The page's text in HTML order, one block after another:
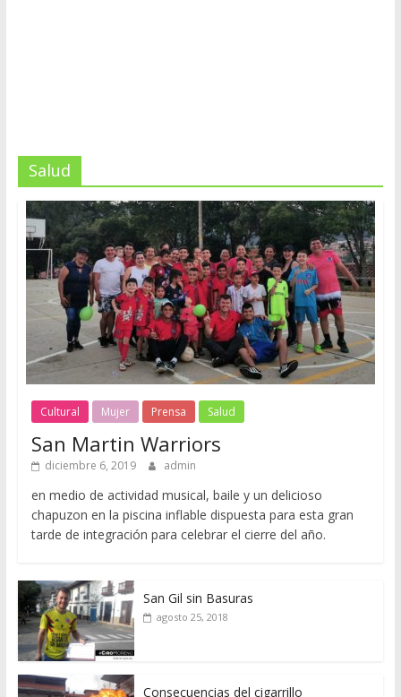
Salud
Cultural Mujer Prensa Salud
San Martin Warriors
diciembre 6, 2019 admin
en medio de actividad musical, baile y un delicioso
chapuzon en la piscina inflable dispuesta para esta gran
tarde de integración para celebrar el cierre del año.
San Gil sin Basuras
agosto 25, 2018
Consecuencias del cigarrillo